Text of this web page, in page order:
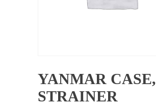
YANMAR CASE,
STRAINER